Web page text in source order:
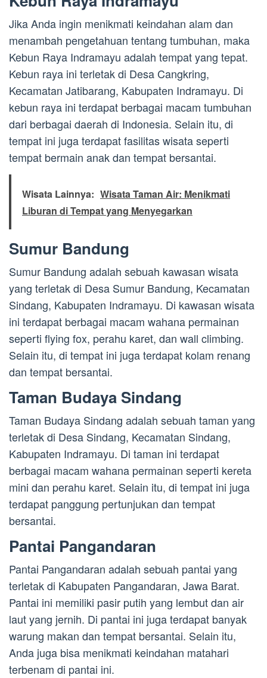
Jika Anda ingin menikmati keindahan alam dan
menambah pengetahuan tentang tumbuhan, maka
Kebun Raya Indramayu adalah tempat yang tepat.
Kebun raya ini terletak di Desa Cangkring,
Kecamatan Jatibarang, Kabupaten Indramayu. Di
kebun raya ini terdapat berbagai macam tumbuhan
dari berbagai daerah di Indonesia. Selain itu, di
tempat ini juga terdapat fasilitas wisata seperti
tempat bermain anak dan tempat bersantai.
Wisata Lainnya: Wisata Taman Air: Menikmati
Liburan di Tempat yang Menyegarkan
Sumur Bandung
Sumur Bandung adalah sebuah kawasan wisata
yang terletak di Desa Sumur Bandung, Kecamatan
Sindang, Kabupaten Indramayu. Di kawasan wisata
ini terdapat berbagai macam wahana permainan
seperti flying fox, perahu karet, dan wall climbing.
Selain itu, di tempat ini juga terdapat kolam renang
dan tempat bersantai.
Taman Budaya Sindang
Taman Budaya Sindang adalah sebuah taman yang
terletak di Desa Sindang, Kecamatan Sindang,
Kabupaten Indramayu. Di taman ini terdapat
berbagai macam wahana permainan seperti kereta
mini dan perahu karet. Selain itu, di tempat ini juga
terdapat panggung pertunjukan dan tempat
bersantai.
Pantai Pangandaran
Pantai Pangandaran adalah sebuah pantai yang
terletak di Kabupaten Pangandaran, Jawa Barat.
Pantai ini memiliki pasir putih yang lembut dan air
laut yang jernih. Di pantai ini juga terdapat banyak
warung makan dan tempat bersantai. Selain itu,
Anda juga bisa menikmati keindahan matahari
terbenam di pantai ini.